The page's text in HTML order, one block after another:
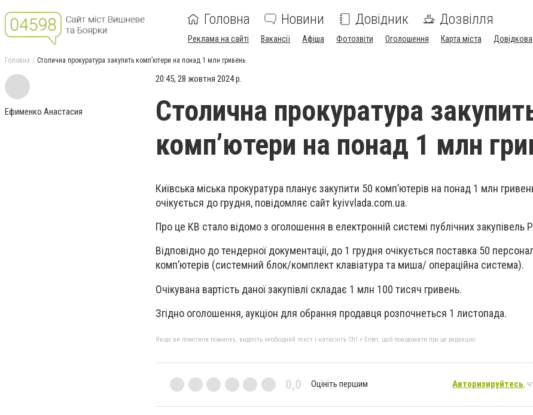
Головна Новини Довідник Дозвілля
Реклама на сайті Вакансії Афіша Фотозвіти Оголошення Карта міста Довідкова
Головна Столична прокуратура закупить комп’ютери на понад 1 млн гривень
Ефименко Анастасия
20:45, 28 жовтня 2024 р.
Столична прокуратура
комп’ютери на понад 1 млн
Київська міська прокуратура планує закупити 50 комп’ютерів на понад 1 млн
очікується до грудня, повідомляє сайт kyivvlada.com.ua.
Про це КВ стало відомо з оголошення в електронній системі публічних закупівель
Відповідно до тендерної документації, до 1 грудня очікується поставка 50
комп’ютерів (системний блок/комплект клавіатура та миша/ операційна система).
Очікувана вартість даної закупівлі складає 1 млн 100 тисяч гривень.
Згідно оголошення, аукціон для обрання продавця розпочнеться 1 листопада.
Якщо ви помітили помилку, виділіть необхідний текст і натисніть Ctrl + Enter, щоб повідомити про це редакцію
0,0 Оцініть першим Авторизируйтесь,